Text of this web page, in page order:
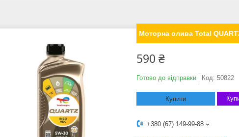
Моторна олива Total
590 ₴
Готово до відправки Код: 50822
Купити
+380 (67) 149-99-88